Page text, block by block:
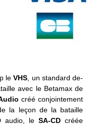
leVHS, un standard de-
avec le Betamax de
créé conjointement
la leçon de la bataille
audio, le SA-CDcréée